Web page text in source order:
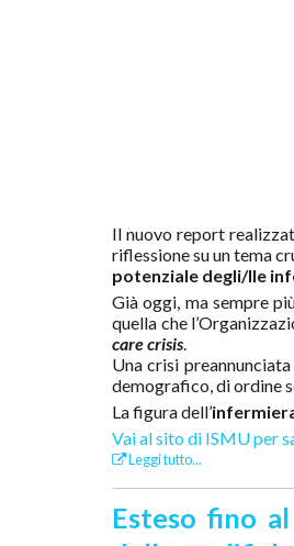
Il nuovo report
riflessione su un tema
potenziale degli/lle
Già oggi, ma sempre
quella che
care crisis.
Una crisi
demografico, di ordine
La figura dell’
Vai al sito di ISMU per
Leggi tutto...
Esteso fino